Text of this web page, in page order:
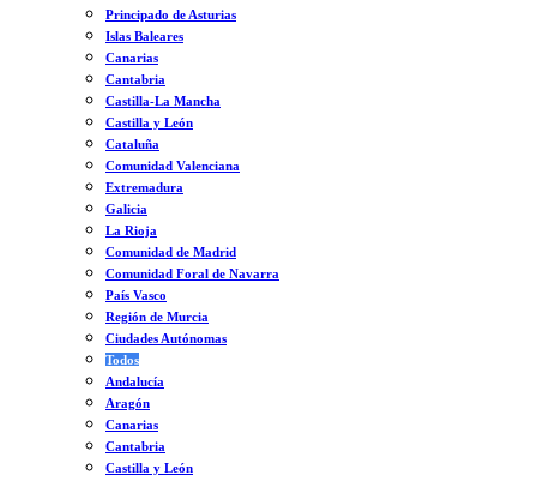
Principado de Asturias
Islas Baleares
Canarias
Cantabria
Castilla-La Mancha
Castilla y León
Cataluña
Comunidad Valenciana
Extremadura
Galicia
La Rioja
Comunidad de Madrid
Comunidad Foral de Navarra
País Vasco
Región de Murcia
Ciudades Autónomas
Todos
Andalucía
Aragón
Canarias
Cantabria
Castilla y León